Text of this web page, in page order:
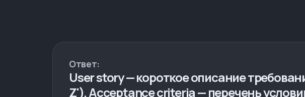
Ответ:
User story — короткое описание
Z'). Acceptance criteria — перечень